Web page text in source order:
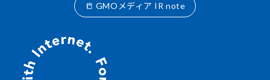
📒 GMOメディア IR note